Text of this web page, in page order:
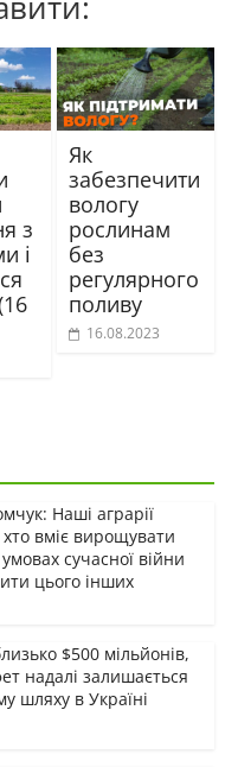
з
і
Як
забезпечити
вологу
рослинам
без
регулярного
поливу
16.08.2023
Наші аграрії
хто вміє вирощувати
сучасної війни
цього інших
$500 мільйонів,
надалі залишається
шляху в Україні